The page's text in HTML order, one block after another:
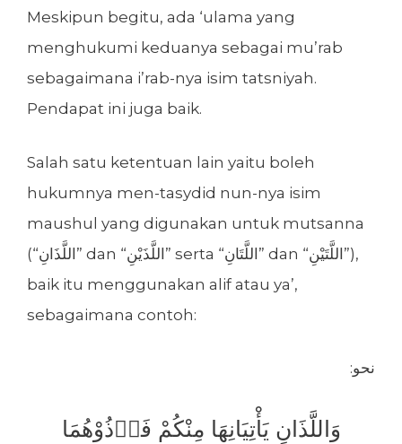
Meskipun begitu, ada ‘ulama yang
menghukumi keduanya sebagai mu’rab
sebagaimana i’rab-nya isim tatsniyah.
Pendapat ini juga baik.
Salah satu ketentuan lain yaitu boleh
hukumnya men-tasydid nun-nya isim
maushul yang digunakan untuk mutsanna
(“اللَّذَانِ” dan “اللَّذَيْنِ” serta “اللَّتَانِ” dan “اللَّتَيْنِ”),
baik itu menggunakan alif atau ya’,
sebagaimana contoh:
:نحو
وَاللَّذَانِ يَأْتِيَانِهَا مِنْكُمْ فَأٙذُوْهُمَا